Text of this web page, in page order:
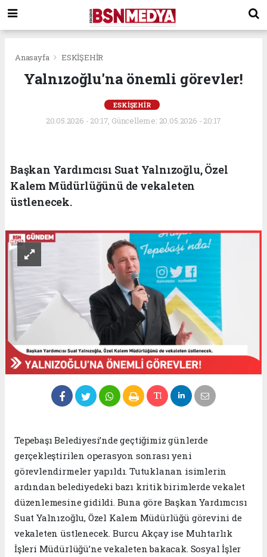
Anasayfa ESKİŞEHİR
Yalnızoğlu'na önemli görevler!
ESKİŞEHİR
20.05.2026 - 20:17, Güncelleme: 20.05.2026 - 20:17
Başkan Yardımcısı Suat Yalnızoğlu, Özel
Kalem Müdürlüğünü de vekaleten
üstlenecek.
Tepebaşı Belediyesi’nde geçtiğimiz günlerde
gerçekleştirilen operasyon sonrası yeni
görevlendirmeler yapıldı. Tutuklanan isimlerin
ardından belediyedeki bazı kritik birimlerde vekalet
düzenlemesine gidildi. Buna göre Başkan Yardımcısı
Suat Yalnızoğlu, Özel Kalem Müdürlüğü görevini de
vekaleten üstlenecek. Burcu Akçay ise Muhtarlık
İşleri Müdürlüğü’ne vekaleten bakacak. Sosyal İşler